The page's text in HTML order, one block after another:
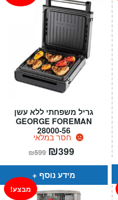
גריל משפחתי ללא עשן
GEORGE FOREMAN
28000-56
חסר במלאי
₪599 המחיר
המקורי
היה:
₪599.
₪399
הוא:
מידע נוסף
מבצע!